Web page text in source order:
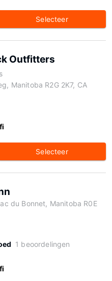
Selecteer
Outfitters
Manitoba R2G 2K7, CA
Selecteer
du Bonnet, Manitoba R0E
1 beoordelingen